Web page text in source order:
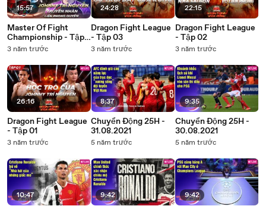
15:57
Master Of Fight
Championship - Tập
01
3 năm trước
26:16
Dragon Fight League
- Tập 01
3 năm trước
10:47
24:28
Dragon Fight League
- Tập 03
3 năm trước
8:37
Chuyển Động 25H -
31.08.2021
5 năm trước
9:42
22:15
Dragon Fight League
- Tập 02
3 năm trước
9:35
Chuyển Động 25H -
30.08.2021
5 năm trước
9:42